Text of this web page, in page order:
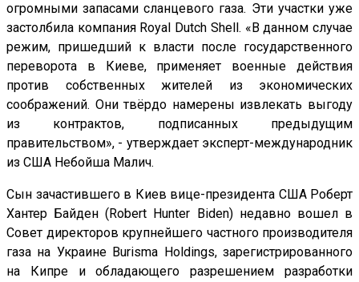
огромными запасами сланцевого газа. Эти участки уже
застолбила компания Royal Dutch Shell. «В данном случае
режим, пришедший к власти после государственного
переворота в Киеве, применяет военные действия
против собственных жителей из экономических
соображений. Они твёрдо намерены извлекать выгоду
из контрактов, подписанных предыдущим
правительством», - утверждает эксперт-международник
из США Небойша Малич.
Сын зачастившего в Киев вице-президента США Роберт
Хантер Байден (Robert Hunter Biden) недавно вошел в
Совет директоров крупнейшего частного производителя
газа на Украине Burisma Holdings, зарегистрированного
на Кипре и обладающего разрешением разработки